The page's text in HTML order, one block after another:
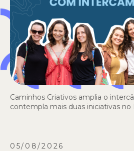
Caminhos Criativos amplia o
contempla mais duas iniciativas no
05/08/2026